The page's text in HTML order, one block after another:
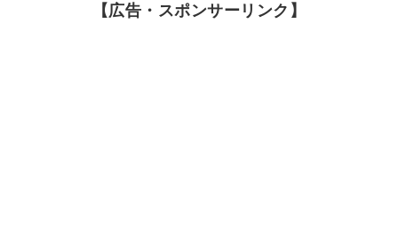
【広告・スポンサーリンク】